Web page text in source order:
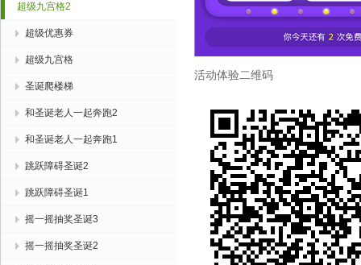
超级九宫格2
超级优惠券
超级九宫格
圣诞爬楼梯
和圣诞老人一起奔跑2
和圣诞老人一起奔跑1
跳跃障碍圣诞2
跳跃障碍圣诞1
摇一摇抽奖圣诞3
摇一摇抽奖圣诞2
活动体验二维码